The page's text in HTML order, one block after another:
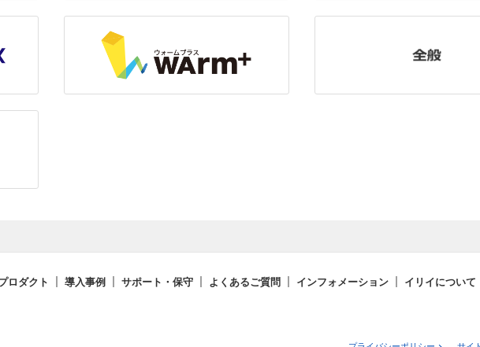
ロダクト 導入事例 サポート・保守 よくあるご質問 インフォメーション イリイについて